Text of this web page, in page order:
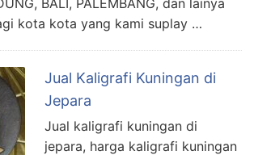
kota kota yang kami suplay …
Jual Kaligrafi Kuningan di
Jepara
Jual kaligrafi kuningan di
jepara, harga kaligrafi kuningan